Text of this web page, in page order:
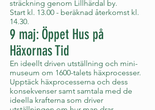
sträckning genom Lillhärdal by.
Start kl. 13.00 - beräknad återkomst kl.
14.30.
9 maj: Öppet Hus på
Häxornas Tid
En ideellt driven utställning och mini-
museum om 1600-talets häxprocesser.
Upptäck häxprocesserna och dess
konsekvenser samt samtala med de
ideella krafterna som driver